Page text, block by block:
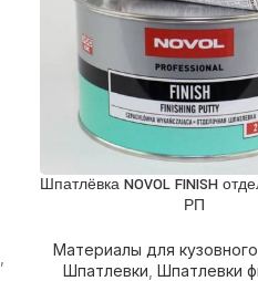
ПОДРОБНЕЕ
Шпатлёвка NOVOL FINISH
РП
Материалы для
Шпатлевки Шпатлевки